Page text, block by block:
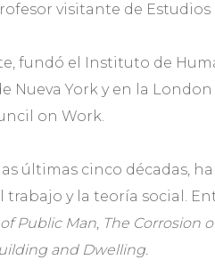
visitante de Estudios
fundó el Instituto de
Nueva York y en la
on Work.
últimas cinco décadas,
trabajo y la teoría social.
of Public Man, The Corrosion
and Dwelling.